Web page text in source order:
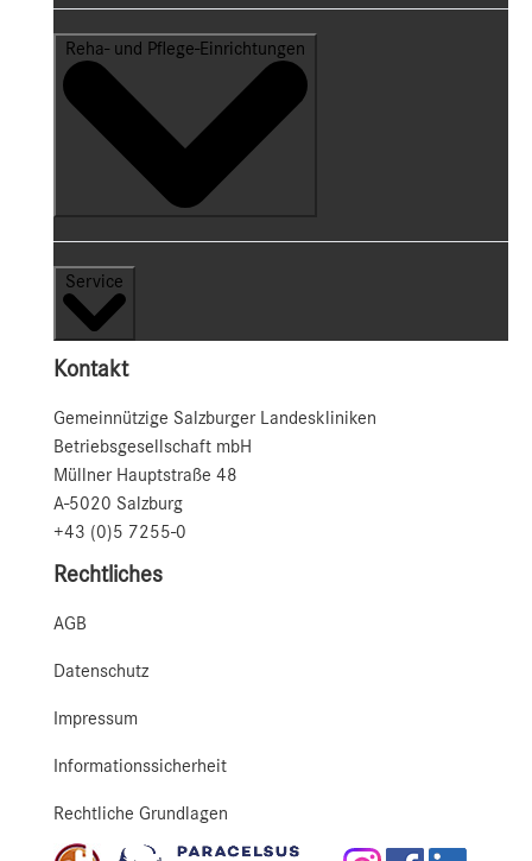
Reha- und Pflege-Einrichtungen
Service
Kontakt
Gemeinnützige Salzburger Landeskliniken
Betriebsgesellschaft mbH
Müllner Hauptstraße 48
A-5020 Salzburg
+43 (0)5 7255-0
Rechtliches
AGB
Datenschutz
Impressum
Informationssicherheit
Rechtliche Grundlagen